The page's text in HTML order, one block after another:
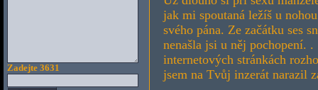
jak mi spoutaná ležíš u
svého pána. Ze začátku ses
nenašla jsi u něj pochopení.
internetových stránkách
jsem na Tvůj inzerát narazil
Zadejte 3631